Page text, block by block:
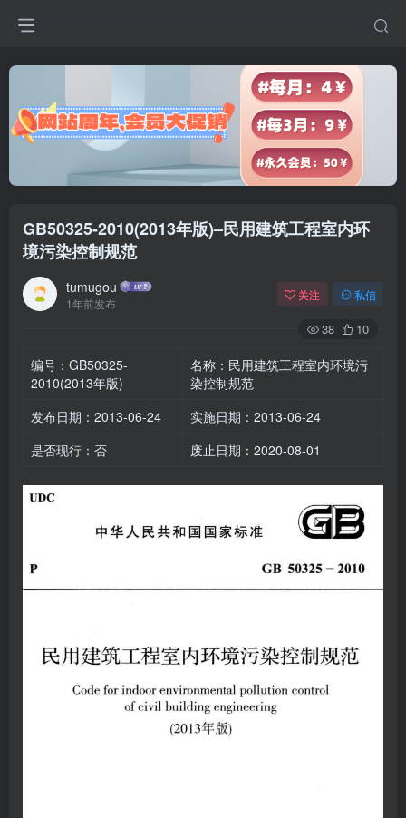
GB50325-2010(2013年版)–民用建筑工程室内环
境污染控制规范
tumugou
1年前发布
关注 私信
38 10
编号：GB50325-
2010(2013年版)
名称：民用建筑工程室内环境污
染控制规范
发布日期：2013-06-24
实施日期：2013-06-24
是否现行：否
废止日期：2020-08-01